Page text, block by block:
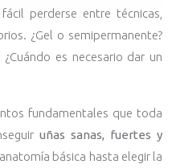
perderse entre técnicas,
¿Gel o semipermanente?
es necesario dar un
fundamentales que toda
uñas sanas, fuertes y
básica hasta elegir la